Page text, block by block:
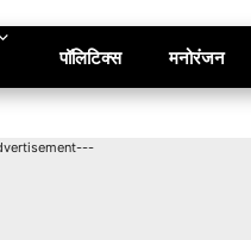
पॉलिटिक्स मनोरंजन